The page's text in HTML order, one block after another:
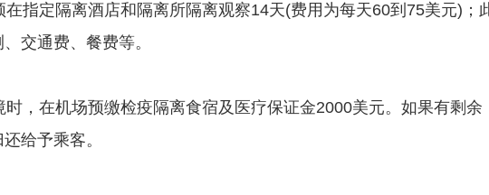
在指定隔离酒店和隔离所隔离观察14天(费用为每天60到75美元)
交通费、餐费等。
时，在机场预缴检疫隔离食宿及医疗保证金2000美元。如果有剩
给予乘客。